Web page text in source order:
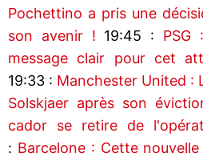
Pochettino a pris une
son avenir ! 19:45 : PSG
message clair pour cet
19:33 : Manchester United :
Solskjaer après son
cador se retire de
: Barcelone : Cette